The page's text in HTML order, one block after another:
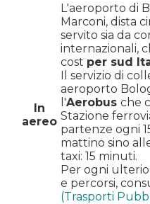
In
aereo
L'aeroporto di
Marconi, dista
servito sia da
internazionali,
cost per sud
Il servizio di
aeroporto
l'Aerobus che
Stazione
partenze ogni
mattino sino
taxi: 15 minuti.
Per ogni
e percorsi,
(Trasporti